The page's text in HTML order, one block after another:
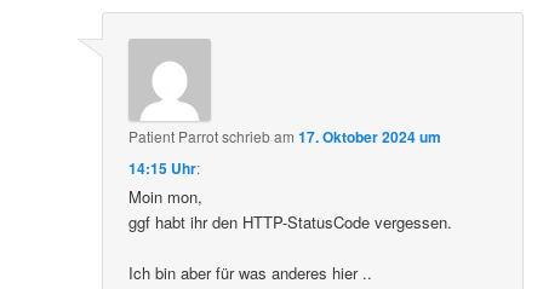
Patient Parrotschriebam17. Oktober 2024 um
14:15 Uhr:
Moin mon,
ggf habt ihr den HTTP-StatusCode vergessen.
Ich bin aber für was anderes hier ..